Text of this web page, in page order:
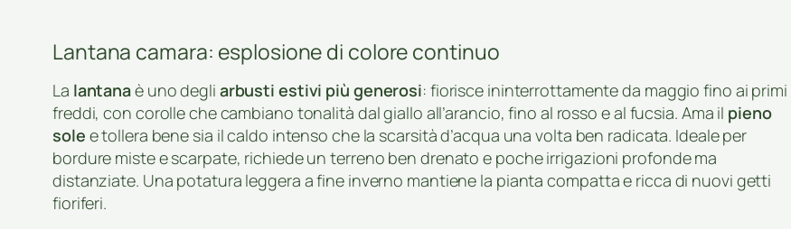
Lantana camara: esplosione di colore continuo
La lantanaè uno degli arbusti estivi più generosi: fiorisce ininterrottamente da maggio fino ai primi
freddi, con corolle che cambiano tonalità dal giallo all’arancio, fino al rosso e al fucsia. Ama il pieno
sole e tollera bene sia il caldo intenso che la scarsità d’acqua una volta ben radicata. Ideale per
bordure miste e scarpate, richiede un terreno ben drenato e poche irrigazioni profonde ma
distanziate. Una potatura leggera a fine inverno mantiene la pianta compatta e ricca di nuovi getti
fioriferi.